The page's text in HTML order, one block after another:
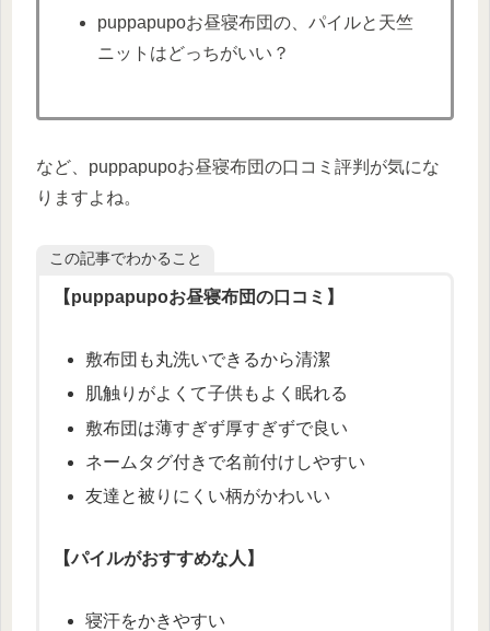
puppapupoお昼寝布団の、パイルと天竺
ニットはどっちがいい？
など、puppapupoお昼寝布団の口コミ評判が気にな
りますよね。
この記事でわかること
【puppapupoお昼寝布団の口コミ】
敷布団も丸洗いできるから清潔
肌触りがよくて子供もよく眠れる
敷布団は薄すぎず厚すぎずで良い
ネームタグ付きで名前付けしやすい
友達と被りにくい柄がかわいい
【パイルがおすすめな人】
寝汗をかきやすい